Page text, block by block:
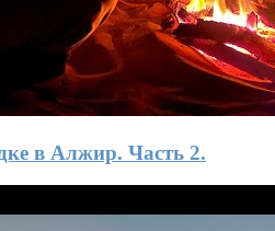
в Алжир. Часть 2.